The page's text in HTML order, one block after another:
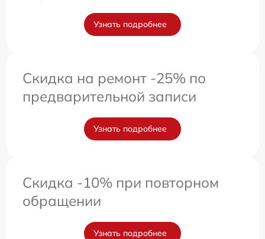
Узнать подробнее
Скидка на ремонт -25% по
предварительной записи
Узнать подробнее
Скидка -10% при повторном
обращении
Узнать подробнее